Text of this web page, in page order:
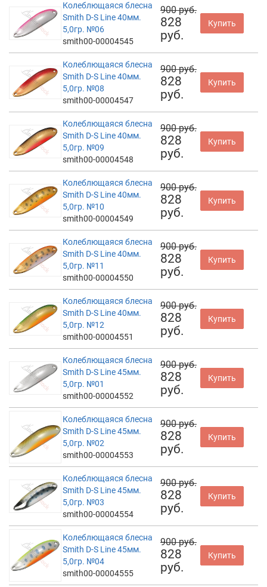
Колеблющаяся блесна
Smith D-S Line 40мм.
5,0гр. №06
smith00-00004545
900 руб.
828
руб.
Купить
Колеблющаяся блесна
Smith D-S Line 40мм.
5,0гр. №08
smith00-00004547
900 руб.
828
руб.
Купить
Колеблющаяся блесна
Smith D-S Line 40мм.
5,0гр. №09
smith00-00004548
900 руб.
828
руб.
Купить
Колеблющаяся блесна
Smith D-S Line 40мм.
5,0гр. №10
smith00-00004549
900 руб.
828
руб.
Купить
Колеблющаяся блесна
Smith D-S Line 40мм.
5,0гр. №11
smith00-00004550
900 руб.
828
руб.
Купить
Колеблющаяся блесна
Smith D-S Line 40мм.
5,0гр. №12
smith00-00004551
900 руб.
828
руб.
Купить
Колеблющаяся блесна
Smith D-S Line 45мм.
5,0гр. №01
smith00-00004552
900 руб.
828
руб.
Купить
Колеблющаяся блесна
Smith D-S Line 45мм.
5,0гр. №02
smith00-00004553
900 руб.
828
руб.
Купить
Колеблющаяся блесна
Smith D-S Line 45мм.
5,0гр. №03
smith00-00004554
900 руб.
828
руб.
Купить
Колеблющаяся блесна
Smith D-S Line 45мм.
5,0гр. №04
smith00-00004555
900 руб.
828
руб.
Купить